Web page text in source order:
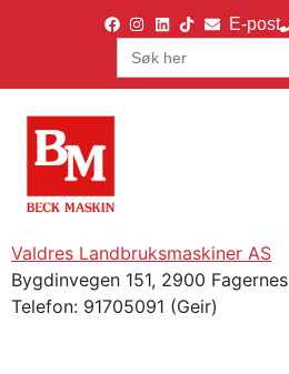
E-post
Search
for:
Valdres Landbruksmaskiner AS
Bygdinvegen 151, 2900 Fagernes
Telefon: 91705091 (Geir)